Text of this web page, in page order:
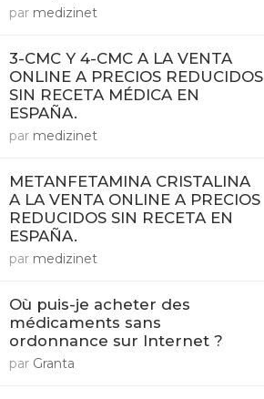
par medizinet
3-CMC Y 4-CMC A LA VENTA
ONLINE A PRECIOS REDUCIDOS
SIN RECETA MÉDICA EN
ESPAÑA.
par medizinet
METANFETAMINA CRISTALINA
A LA VENTA ONLINE A PRECIOS
REDUCIDOS SIN RECETA EN
ESPAÑA.
par medizinet
Où puis-je acheter des
médicaments sans
ordonnance sur Internet ?
par Granta